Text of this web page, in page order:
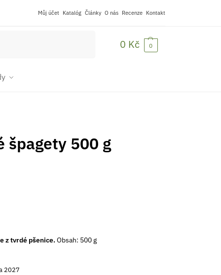
Můj účet Katalóg Články O nás Recenze Kontakt
0 Kč 0
špagety 500 g
z tvrdé pšenice.Obsah: 500 g
2027